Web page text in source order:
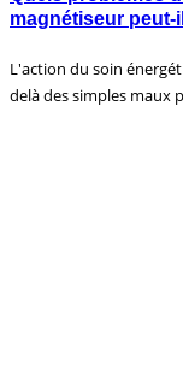
magnétiseur peut-
L'action du soin
delà des simples maux